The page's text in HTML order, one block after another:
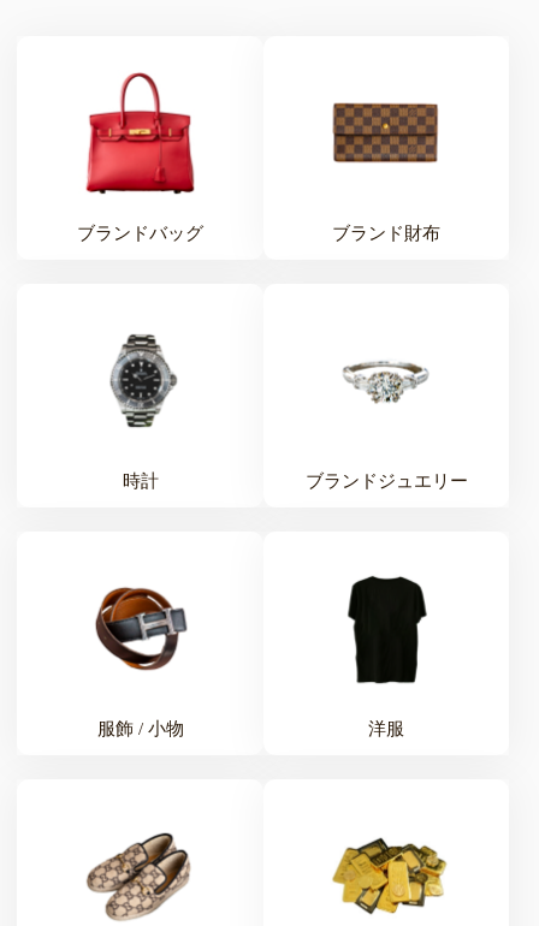
ブランドバッグ ブランド財布
時計 ブランドジュエリー
服飾 / 小物 洋服